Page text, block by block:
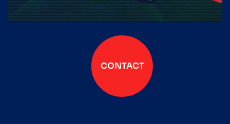
CONTACT